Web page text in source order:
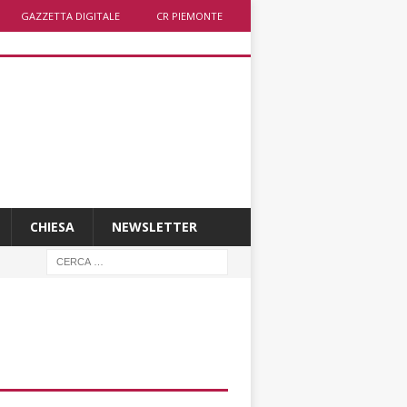
GAZZETTA DIGITALE CR PIEMONTE
CHIESA NEWSLETTER